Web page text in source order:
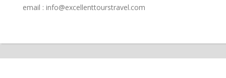
email : info@excellenttourstravel.com